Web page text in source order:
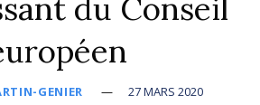
du Conseil
GENIER 27 MARS 2020